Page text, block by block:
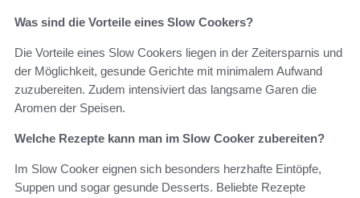
Was sind die Vorteile eines Slow Cookers?
Die Vorteile eines Slow Cookers liegen in der Zeitersparnis und
der Möglichkeit, gesunde Gerichte mit minimalem Aufwand
zuzubereiten. Zudem intensiviert das langsame Garen die
Aromen der Speisen.
Welche Rezepte kann man im Slow Cooker zubereiten?
Im Slow Cooker eignen sich besonders herzhafte Eintöpfe,
Suppen und sogar gesunde Desserts. Beliebte Rezepte